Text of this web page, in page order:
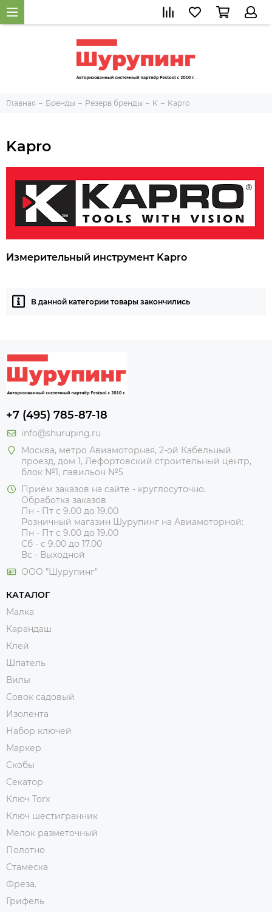
Главная Бренды Резерв бренды K Kapro
Kapro
Измерительный инструмент Kapro
В данной категории товары закончились
+7 (495) 785-87-18
info@shuruping.ru
Москва, метро Авиамоторная, 2-ой Кабельный
проезд, дом 1, Лефортовский строительный центр,
блок №1, павильон №5
Приём заказов на сайте - круглосуточно.
Обработка заказов
Пн - Пт с 9.00 до 19.00
Розничный магазин Шурупинг на Авиамоторной:
Пн - Пт с 9.00 до 19.00
Сб - с 9.00 до 17.00
Вс - Выходной
ООО "Шурупинг"
КАТАЛОГ
Малка
Карандаш
Клей
Шпатель
Вилы
Совок садовый
Изолента
Набор ключей
Маркер
Скобы
Секатор
Ключ Torx
Ключ шестигранник
Мелок разметочный
Полотно
Стамеска
Фреза.
Грифель